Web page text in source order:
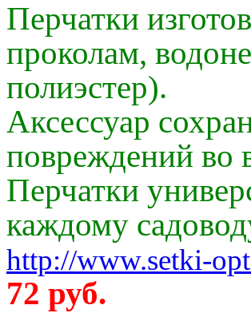
Перчатки
проколам,
полиэстер).
Аксессуар
повреждений во
Перчатки
каждому
http://www.setki-
72 руб.